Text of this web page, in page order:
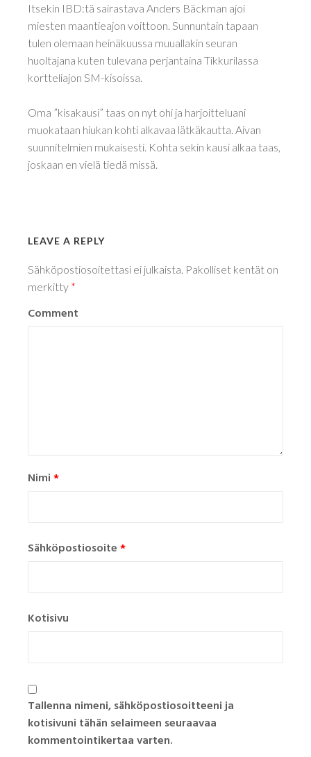
Itsekin IBD:tä sairastava Anders Bäckman ajoi
miesten maantieajon voittoon. Sunnuntain tapaan
tulen olemaan heinäkuussa muuallakin seuran
huoltajana kuten tulevana perjantaina Tikkurilassa
kortteliajon SM-kisoissa.
Oma ”kisakausi” taas on nyt ohi ja harjoitteluani
muokataan hiukan kohti alkavaa lätkäkautta. Aivan
suunnitelmien mukaisesti. Kohta sekin kausi alkaa taas,
joskaan en vielä tiedä missä.
LEAVE A REPLY
Sähköpostiosoitettasi ei julkaista. Pakolliset kentät on
merkitty *
Comment
Nimi*
Sähköpostiosoite*
Kotisivu
Tallenna nimeni, sähköpostiosoitteeni ja
kotisivuni tähän selaimeen seuraavaa
kommentointikertaa varten.